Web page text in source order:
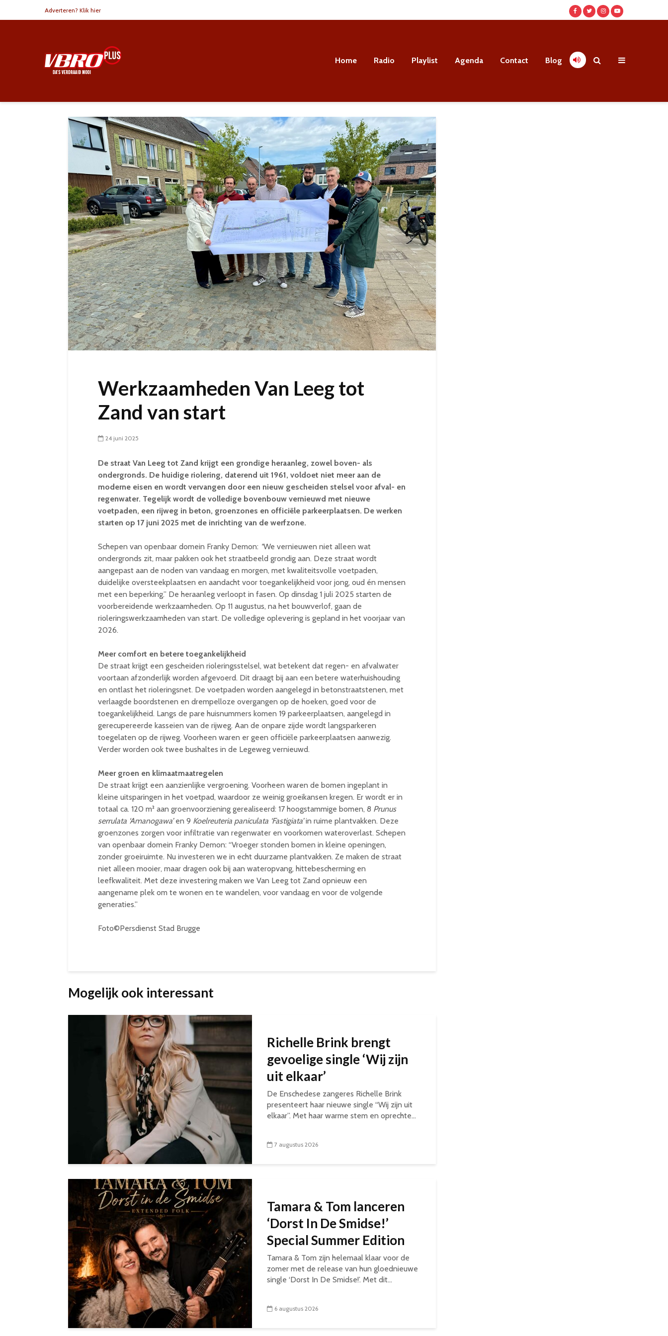
Adverteren? Klik hier
Home Radio Playlist Agenda Contact Blog
Werkzaamheden Van Leeg tot
Zand van start
24 juni 2025
De straat Van Leeg tot Zand krijgt een grondige heraanleg, zowel boven- als
ondergronds. De huidige riolering, daterend uit 1961, voldoet niet meer aan de
moderne eisen en wordt vervangen door een nieuw gescheiden stelsel voor afval- en
regenwater. Tegelijk wordt de volledige bovenbouw vernieuwd met nieuwe
voetpaden, een rijweg in beton, groenzones en officiële parkeerplaatsen. De werken
starten op 17 juni 2025 met de inrichting van de werfzone.
Schepen van openbaar domein Franky Demon: “We vernieuwen niet alleen wat
ondergronds zit, maar pakken ook het straatbeeld grondig aan. Deze straat wordt
aangepast aan de noden van vandaag en morgen, met kwaliteitsvolle voetpaden,
duidelijke oversteekplaatsen en aandacht voor toegankelijkheid voor jong, oud én mensen
met een beperking.” De heraanleg verloopt in fasen. Op dinsdag 1 juli 2025 starten de
voorbereidende werkzaamheden. Op 11 augustus, na het bouwverlof, gaan de
rioleringswerkzaamheden van start. De volledige oplevering is gepland in het voorjaar van
2026.
Meer comfort en betere toegankelijkheid
De straat krijgt een gescheiden rioleringsstelsel, wat betekent dat regen- en afvalwater
voortaan afzonderlijk worden afgevoerd. Dit draagt bij aan een betere waterhuishouding
en ontlast het rioleringsnet. De voetpaden worden aangelegd in betonstraatstenen, met
verlaagde boordstenen en drempelloze overgangen op de hoeken, goed voor de
toegankelijkheid. Langs de pare huisnummers komen 19 parkeerplaatsen, aangelegd in
gerecupereerde kasseien van de rijweg. Aan de onpare zijde wordt langsparkeren
toegelaten op de rijweg. Voorheen waren er geen officiële parkeerplaatsen aanwezig.
Verder worden ook twee bushaltes in de Legeweg vernieuwd.
Meer groen en klimaatmaatregelen
De straat krijgt een aanzienlijke vergroening. Voorheen waren de bomen ingeplant in
kleine uitsparingen in het voetpad, waardoor ze weinig groeikansen kregen. Er wordt er in
totaal ca. 120 m² aan groenvoorziening gerealiseerd: 17 hoogstammige bomen, 8 Prunus
serrulata ‘Amanogawa’en 9 Koelreuteria paniculata ‘Fastigiata’in ruime plantvakken. Deze
groenzones zorgen voor infiltratie van regenwater en voorkomen wateroverlast. Schepen
van openbaar domein Franky Demon: “Vroeger stonden bomen in kleine openingen,
zonder groeiruimte. Nu investeren we in echt duurzame plantvakken. Ze maken de straat
niet alleen mooier, maar dragen ook bij aan wateropvang, hittebescherming en
leefkwaliteit. Met deze investering maken we Van Leeg tot Zand opnieuw een
aangename plek om te wonen en te wandelen, voor vandaag en voor de volgende
generaties.”
Foto©Persdienst Stad Brugge
Mogelijk ook interessant
Richelle Brink brengt
gevoelige single ‘Wij zijn
uit elkaar’
De Enschedese zangeres Richelle Brink
presenteert haar nieuwe single “Wij zijn uit
elkaar”. Met haar warme stem en oprechte...
7 augustus 2026
Tamara & Tom lanceren
‘Dorst In De Smidse!’
Special Summer Edition
Tamara & Tom zijn helemaal klaar voor de
zomer met de release van hun gloednieuwe
single ‘Dorst In De Smidse!’. Met dit...
6 augustus 2026